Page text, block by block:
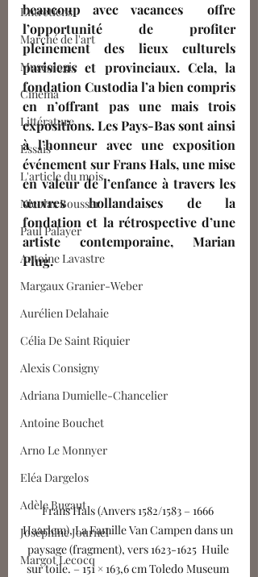
Entretiens
Marché de l'art
Muséologie
Cinéma
Littérature
Essais
L'article du mois
Nicolas Bousser
Paul Palayer
Antoine Lavastre
Margaux Granier-Weber
Aurélien Delahaie
Célia De Saint Riquier
Alexis Consigny
Adriana Dumielle-Chancelier
Antoine Bouchet
Arno Le Monnyer
Eléa Dargelos
Adèle Bugaut
Joséphine Journel
Margot Lecocq
beaucoup avec vacances  offre
l’opportunité de profiter
pleinement des lieux culturels
parisiens et provinciaux. Cela, la
fondation Custodia l’a bien compris
en n’offrant pas une mais trois
expositions. Les Pays-Bas sont ainsi
à l’honneur avec une exposition
événement sur Frans Hals, une mise
en valeur de l’enfance à travers les
œuvres hollandaises de la
fondation et la rétrospective d’une
artiste contemporaine, Marian
Plug.
Frans Hals (Anvers 1582/1583 – 1666
Haarlem), La Famille Van Campen dans un
paysage (fragment), vers 1623-1625  Huile
sur toile. – 151 × 163,6 cm Toledo Museum